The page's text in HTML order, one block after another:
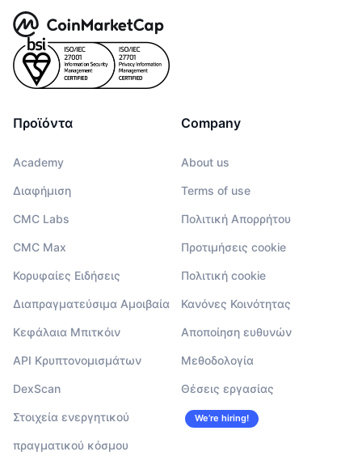
Προϊόντα
Academy
Διαφήμιση
CMC Labs
CMC Max
Κορυφαίες Ειδήσεις
Διαπραγματεύσιμα Αμοιβαία
Κεφάλαια Μπιτκόιν
API Κρυπτονομισμάτων
DexScan
Στοιχεία ενεργητικού
πραγματικού κόσμου
Company
About us
Terms of use
Πολιτική Απορρήτου
Προτιμήσεις cookie
Πολιτική cookie
Κανόνες Κοινότητας
Αποποίηση ευθυνών
Μεθοδολογία
Θέσεις εργασίας
We’re hiring!